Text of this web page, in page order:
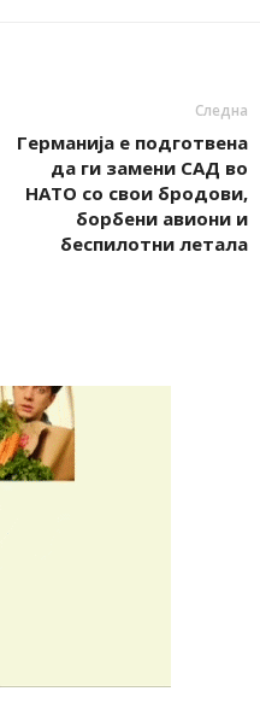
Следна
Германија е подготвена
да ги замени САД во
НАТО со свои бродови,
борбени авиони и
беспилотни летала